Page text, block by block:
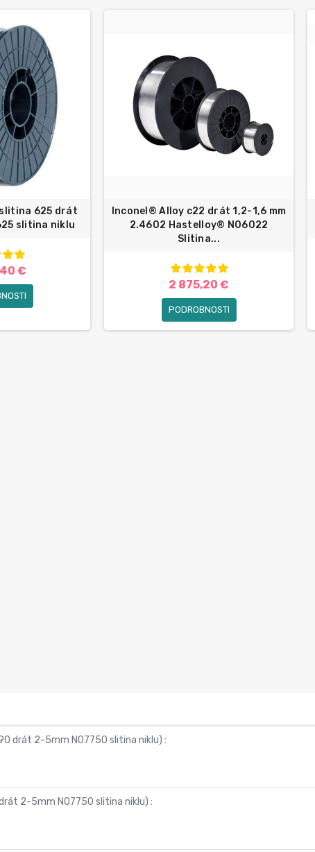
625 drát
slitina niklu
€
Inconel® Alloy c22 drát 1,2-1,6 mm
2.4602 Hastelloy® N06022
Slitina...
2 875,20 €
PODROBNOSTI
drát 2-5mm N07750 slitina niklu) :
2-5mm N07750 slitina niklu) :